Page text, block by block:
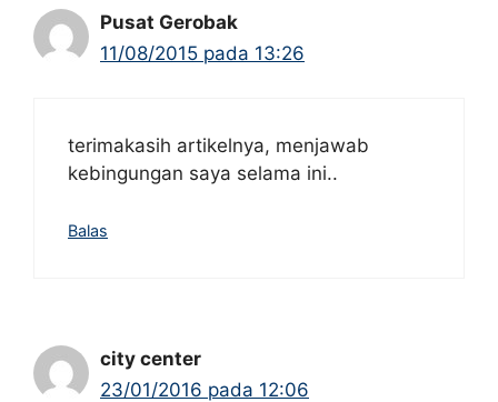
Pusat Gerobak
11/08/2015 pada 13:26
terimakasih artikelnya, menjawab
kebingungan saya selama ini..
Balas
city center
23/01/2016 pada 12:06